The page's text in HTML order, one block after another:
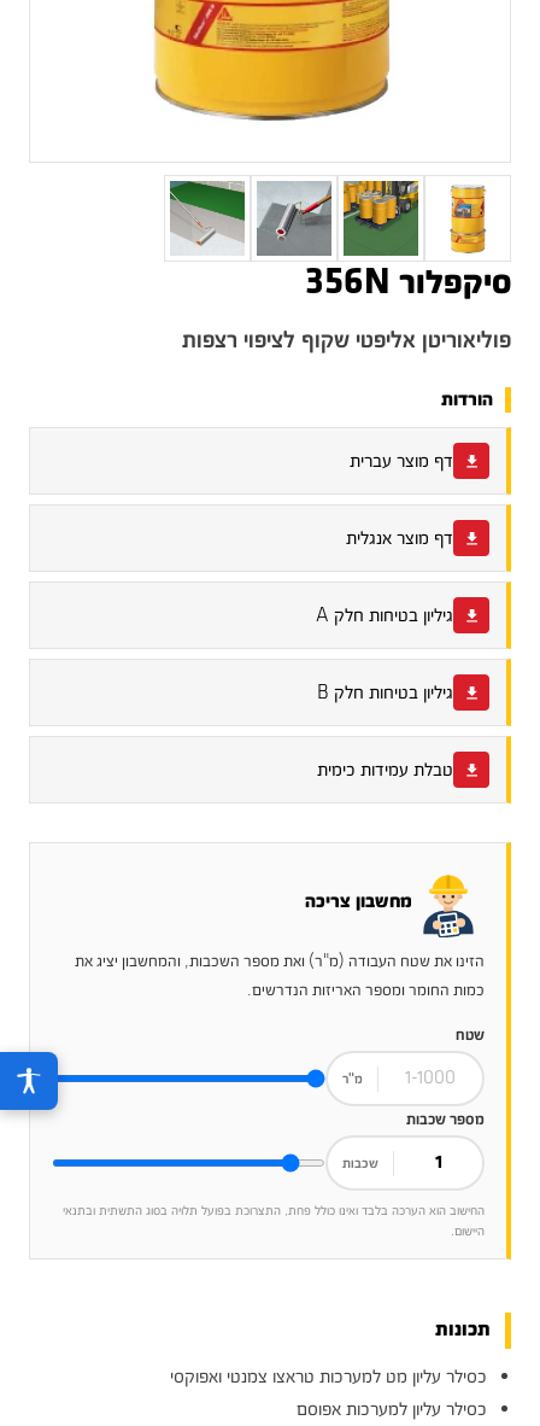
סיקפלור 356N
פוליאוריטן אליפטי שקוף לציפוי רצפות
הורדות
דף מוצר עברית
דף מוצר אנגלית
גיליון בטיחות חלק A
גיליון בטיחות חלק B
טבלת עמידות כימית
מחשבון צריכה
הזינו את שטח העבודה (מ"ר) ואת מספר השכבות, והמחשבון יציג את
כמות החומר ומספר האריזות הנדרשים.
שטח
מ"ר
מספר שכבות
שכבות
החישוב הוא הערכה בלבד ואינו כולל פחת, התצרוכת בפועל תלויה בסוג התשתית ובתנאי
היישום.
תכונות
כסילר עליון מט למערכות טראצו צמנטי ואפוקסי
כסילר עליון למערכות אפוסם